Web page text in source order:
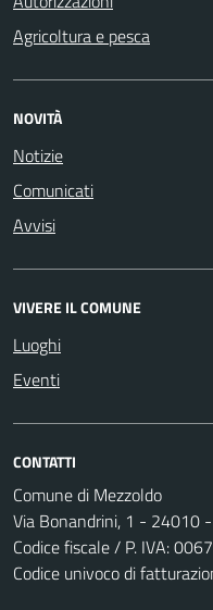
Agricoltura e pesca
NOVITÀ
Notizie
Comunicati
Avvisi
VIVERE IL COMUNE
Luoghi
Eventi
CONTATTI
Comune di Mezzoldo
Via Bonandrini, 1 - 24010
Codice fiscale / P. IVA:
Codice univoco di